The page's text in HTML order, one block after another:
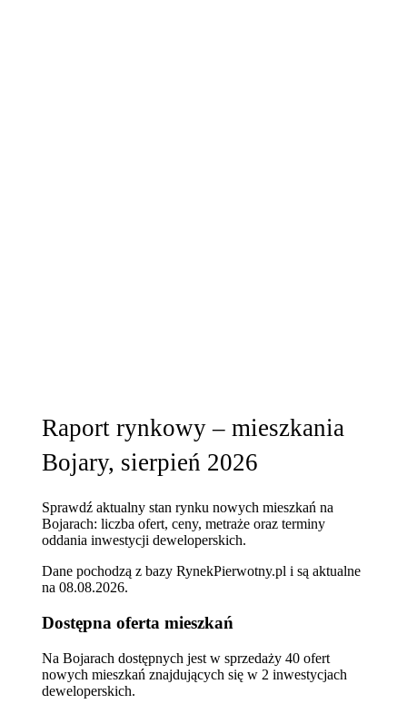
Raport rynkowy – mieszkania
Bojary, sierpień 2026
Sprawdź aktualny stan rynku nowych mieszkań na
Bojarach: liczba ofert, ceny, metraże oraz terminy
oddania inwestycji deweloperskich.
Dane pochodzą z bazy RynekPierwotny.pl i są aktualne
na08.08.2026.
Dostępna oferta mieszkań
Na Bojarach dostępnych jest w sprzedaży 40 ofert
nowych mieszkań znajdujących się w 2 inwestycjach
deweloperskich.